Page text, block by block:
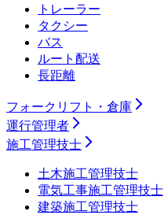
トレーラー
タクシー
バス
ルート配送
長距離
フォークリフト・倉庫
運行管理者
施工管理技士
土木施工管理技士
電気工事施工管理技士
建築施工管理技士